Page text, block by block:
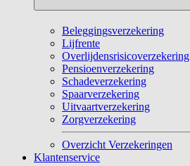
Beleggingsverzekering
Lijfrente
Overlijdensrisicoverzekering
Pensioenverzekering
Schadeverzekering
Spaarverzekering
Uitvaartverzekering
Zorgverzekering
Overzicht Verzekeringen
Klantenservice